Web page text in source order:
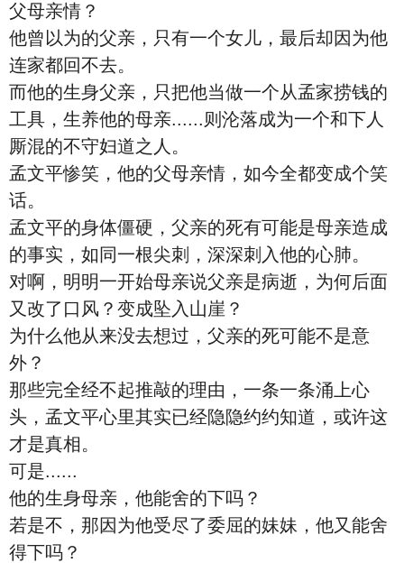
父母亲情？
他曾以为的父亲，只有一个女儿，最后却因为他
连家都回不去。
而他的生身父亲，只把他当做一个从孟家捞钱的
工具，生养他的母亲......则沦落成为一个和下人
厮混的不守妇道之人。
孟文平惨笑，他的父母亲情，如今全都变成个笑
话。
孟文平的身体僵硬，父亲的死有可能是母亲造成
的事实，如同一根尖刺，深深刺入他的心肺。
对啊，明明一开始母亲说父亲是病逝，为何后面
又改了口风？变成坠入山崖？
为什么他从来没去想过，父亲的死可能不是意
外？
那些完全经不起推敲的理由，一条一条涌上心
头，孟文平心里其实已经隐隐约约知道，或许这
才是真相。
可是......
他的生身母亲，他能舍的下吗？
若是不，那因为他受尽了委屈的妹妹，他又能舍
得下吗？